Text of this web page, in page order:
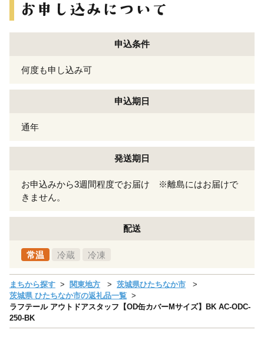
申込条件
何度も申し込み可
申込期日
通年
発送期日
お申込みから3週間程度でお届け ※離島にはお届けで
きません。
配送
常温 冷蔵 冷凍
まちから探す 関東地方
茨城県ひたちなか市
茨城県 ひたちなか市の返礼品一覧
ラフテール アウトドアスタッフ【OD缶カバーMサイズ】BK AC-ODC-
250-BK